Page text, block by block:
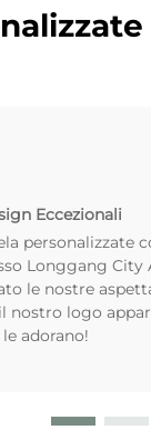
Eccezionali
personalizzate
Longgang City
le nostre
nostro logo
adorano!